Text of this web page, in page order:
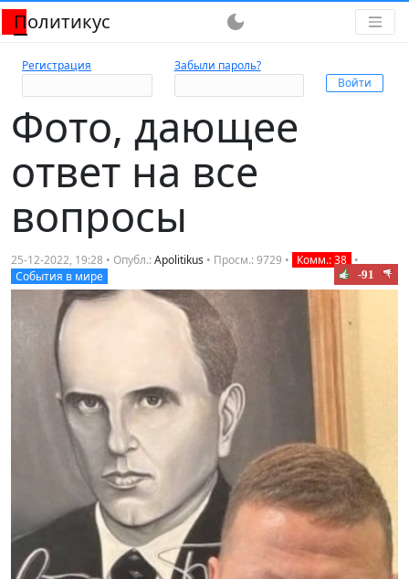
Политикус dark_mode
Регистрация Забыли пароль?
Фото, дающее
ответ на все
вопросы
25-12-2022, 19:28 • Опубл.:Apolitikus • Просм.: 9729 • Комм.: 38 •
События в мире
-91